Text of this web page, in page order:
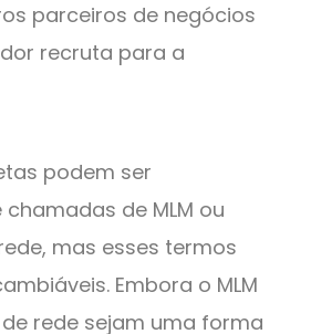
parceiros de negócios
recruta para a
podem ser
de MLM ou
mas esses termos
Embora o MLM
rede sejam uma forma